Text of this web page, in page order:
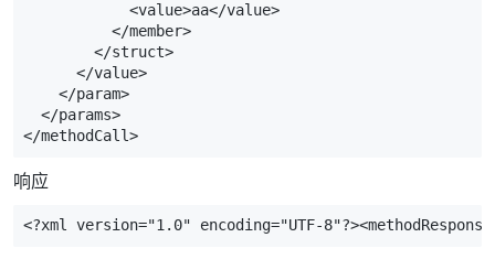
            <value>aa</value>
          </member>
        </struct>
      </value>
    </param>
  </params>
</methodCall>
响应
<?xml version="1.0" encoding="UTF-8"?><methodResponse